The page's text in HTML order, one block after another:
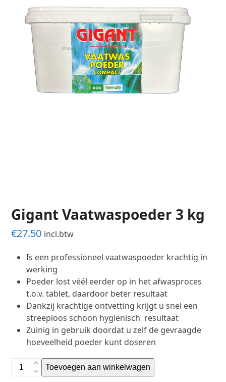
Gigant Vaatwaspoeder 3 kg
€27.50 incl.btw
Is een professioneel vaatwaspoeder krachtig in
werking
Poeder lost véél eerder op in het afwasproces
t.o.v. tablet, daardoor beter resultaat
Dankzij krachtige ontvetting krijgt u snel een
streeploos schoon hygiënisch resultaat
Zuinig in gebruik doordat u zelf de gevraagde
hoeveelheid poeder kunt doseren
Gigant
Vaatwaspoeder
Toevoegen aan winkelwagen